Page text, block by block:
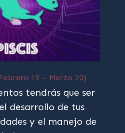
19 – Marzo 20)
tendrás que ser
desarrollo de tus
y el manejo de